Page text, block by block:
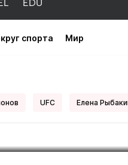
EDU
спорта Мир
UFC Елена
в